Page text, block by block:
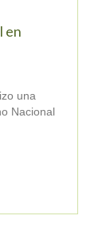
en
una
Nacional